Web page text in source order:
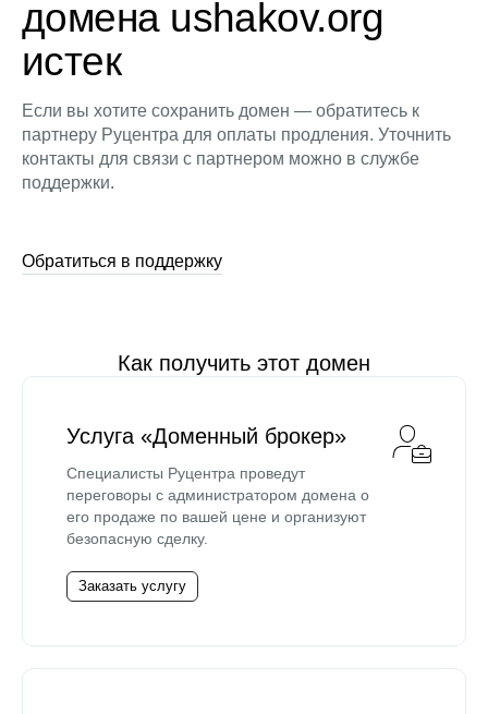
домена ushakov.org
истек
Если вы хотите сохранить домен — обратитесь к
партнеру Руцентра для оплаты продления. Уточнить
контакты для связи с партнером можно в службе
поддержки.
Обратиться в поддержку
Как получить этот домен
Услуга «Доменный брокер»
Специалисты Руцентра проведут
переговоры с администратором домена о
его продаже по вашей цене и организуют
безопасную сделку.
Заказать услугу